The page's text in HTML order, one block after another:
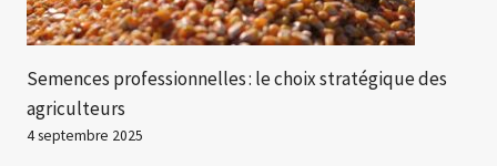
Semences professionnelles : le choix stratégique des
agriculteurs
4 septembre 2025